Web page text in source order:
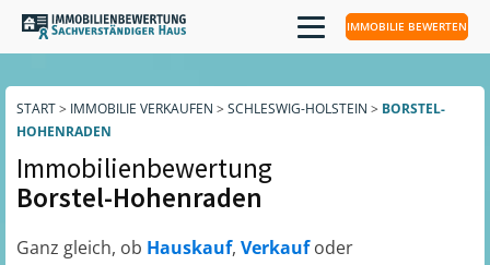
IMMOBILIE BEWERTEN
START> IMMOBILIE VERKAUFEN > SCHLESWIG-HOLSTEIN > BORSTEL-
HOHENRADEN
Immobilienbewertung
Borstel-Hohenraden
Ganz gleich, ob Hauskauf, Verkaufoder